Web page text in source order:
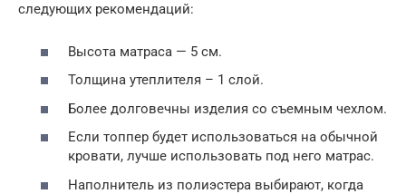
следующих рекомендаций:
Высота матраса — 5 см.
Толщина утеплителя – 1 слой.
Более долговечны изделия со съемным чехлом.
Если топпер будет использоваться на обычной
кровати, лучше использовать под него матрас.
Наполнитель из полиэстера выбирают, когда